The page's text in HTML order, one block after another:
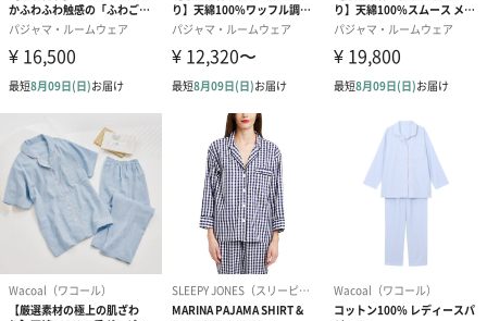
写真付きメッセージカ
ード（680円）
写真付きメッセージカ
ード（Thank you）ピ
ンク（680円）
【誕生日】
Birthday ホワ
刷なし）（